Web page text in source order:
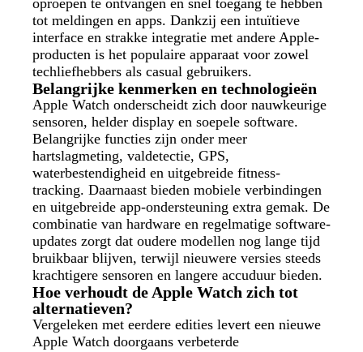
oproepen te ontvangen en snel toegang te hebben
tot meldingen en apps. Dankzij een intuïtieve
interface en strakke integratie met andere Apple-
producten is het populaire apparaat voor zowel
techliefhebbers als casual gebruikers.
Belangrijke kenmerken en technologieën
Apple Watch onderscheidt zich door nauwkeurige
sensoren, helder display en soepele software.
Belangrijke functies zijn onder meer
hartslagmeting, valdetectie, GPS,
waterbestendigheid en uitgebreide fitness-
tracking. Daarnaast bieden mobiele verbindingen
en uitgebreide app-ondersteuning extra gemak. De
combinatie van hardware en regelmatige software-
updates zorgt dat oudere modellen nog lange tijd
bruikbaar blijven, terwijl nieuwere versies steeds
krachtigere sensoren en langere accuduur bieden.
Hoe verhoudt de Apple Watch zich tot
alternatieven?
Vergeleken met eerdere edities levert een nieuwe
Apple Watch doorgaans verbeterde